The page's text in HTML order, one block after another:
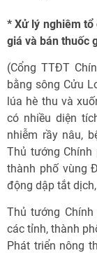
* Xử lý nghiêm tổ
giá và bán thuốc
(Cổng TTĐT
bằng sông Cửu
lúa hè thu và
có nhiều diện
nhiễm rầy nâu,
Thủ tướng Chính
thành phố vùng
động dập tắt
Thủ tướng
các tỉnh, thành
Phát triển nông